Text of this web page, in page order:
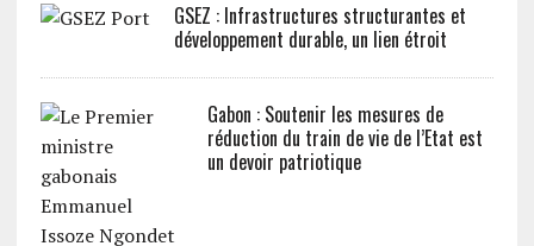
GSEZ : Infrastructures structurantes et
développement durable, un lien étroit
Gabon : Soutenir les mesures de
réduction du train de vie de l’Etat est
un devoir patriotique